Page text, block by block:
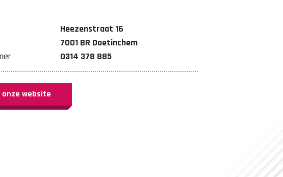
Heezenstraat 16
7001 BR Doetinchem
0314 378 885
onze website